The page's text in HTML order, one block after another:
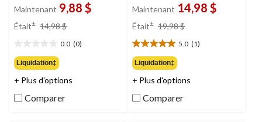
Maintenant 9,88 $
Était± 14,98 $
14,98 $
0.0 (0)
étoile(s)
sur
5.
Liquidation‡
+ Plus d'options
Comparer
Maintenant 14,98 $
Était± 19,98 $
19,98 $
5.0 (1)
5.0
étoile(s)
sur
5.
1
évaluation
Liquidation‡
+ Plus d'options
Comparer